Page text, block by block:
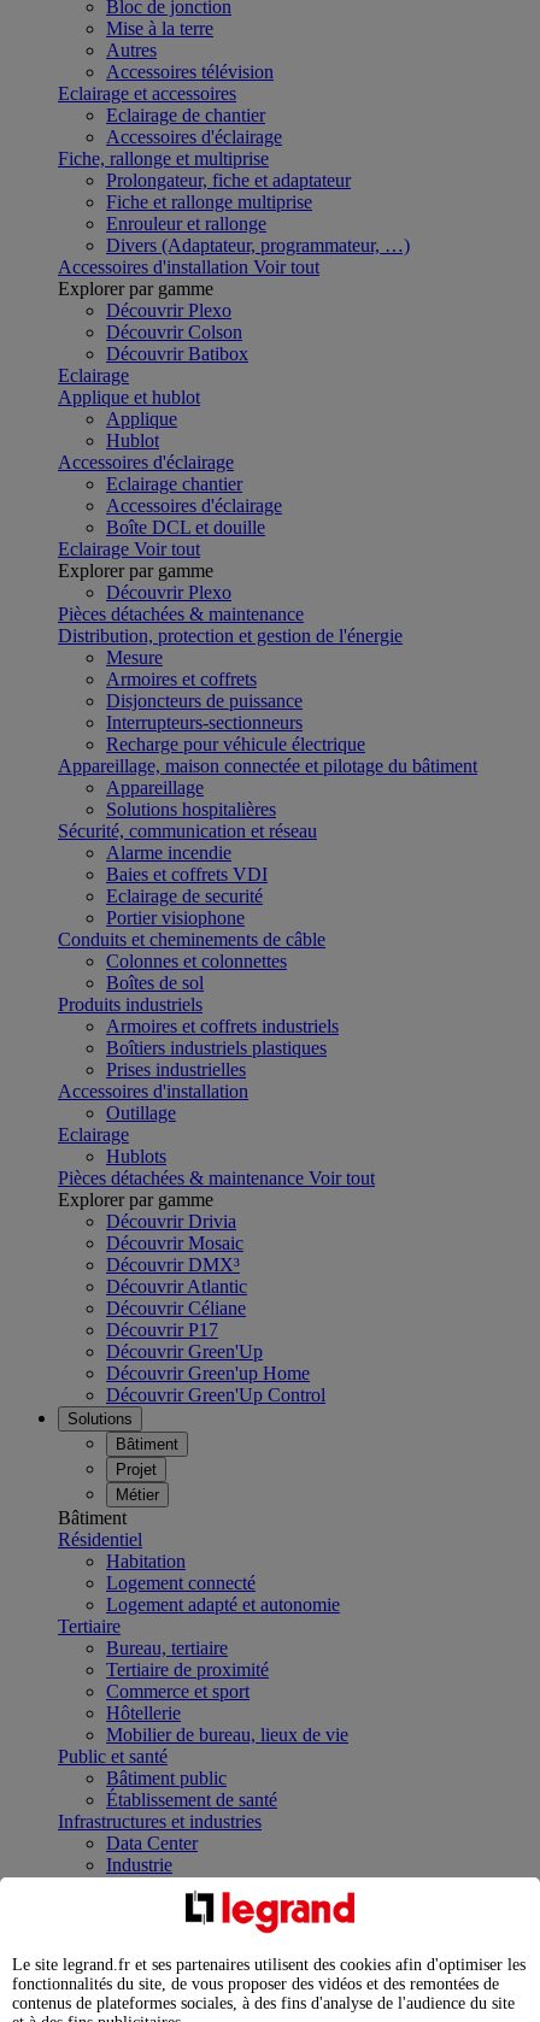
Bloc de jonction
Mise à la terre
Autres
Accessoires télévision
Eclairage et accessoires
Eclairage de chantier
Accessoires d'éclairage
Fiche, rallonge et multiprise
Prolongateur, fiche et adaptateur
Fiche et rallonge multiprise
Enrouleur et rallonge
Divers (Adaptateur, programmateur, …)
Accessoires d'installation Voir tout
Explorer par gamme
Découvrir Plexo
Découvrir Colson
Découvrir Batibox
Eclairage
Applique et hublot
Applique
Hublot
Accessoires d'éclairage
Eclairage chantier
Accessoires d'éclairage
Boîte DCL et douille
Eclairage Voir tout
Explorer par gamme
Découvrir Plexo
Pièces détachées & maintenance
Distribution, protection et gestion de l'énergie
Mesure
Armoires et coffrets
Disjoncteurs de puissance
Interrupteurs-sectionneurs
Recharge pour véhicule électrique
Appareillage, maison connectée et pilotage du bâtiment
Appareillage
Solutions hospitalières
Sécurité, communication et réseau
Alarme incendie
Baies et coffrets VDI
Eclairage de securité
Portier visiophone
Conduits et cheminements de câble
Colonnes et colonnettes
Boîtes de sol
Produits industriels
Armoires et coffrets industriels
Boîtiers industriels plastiques
Prises industrielles
Accessoires d'installation
Outillage
Eclairage
Hublots
Pièces détachées & maintenance Voir tout
Explorer par gamme
Découvrir Drivia
Découvrir Mosaic
Découvrir DMX³
Découvrir Atlantic
Découvrir Céliane
Découvrir P17
Découvrir Green'Up
Découvrir Green'up Home
Découvrir Green'Up Control
Solutions
Bâtiment
Projet
Métier
Bâtiment
Résidentiel
Habitation
Logement connecté
Logement adapté et autonomie
Tertiaire
Bureau, tertiaire
Tertiaire de proximité
Commerce et sport
Hôtellerie
Mobilier de bureau, lieux de vie
Public et santé
Bâtiment public
Établissement de santé
Infrastructures et industries
Data Center
Industrie
Infrastructures
Contrôler et planifier le fonctionnement des appareils
Répartir et optimiser son tableau électrique
Legrand Data Center Solutions : concentrer les
expertises au service de vos performances
Le site legrand.fr et ses partenaires utilisent des cookies afin d'optimiser les
fonctionnalités du site, de vous proposer des vidéos et des remontées de
contenus de plateformes sociales, à des fins d'analyse de l'audience du site